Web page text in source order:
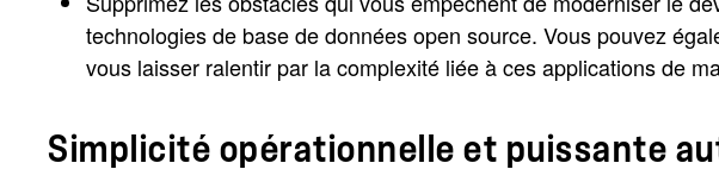
technologies de base de données open source. Vous pouvez
vous laisser ralentir par la complexité liée à ces applications de
Simplicité opérationnelle et puissante